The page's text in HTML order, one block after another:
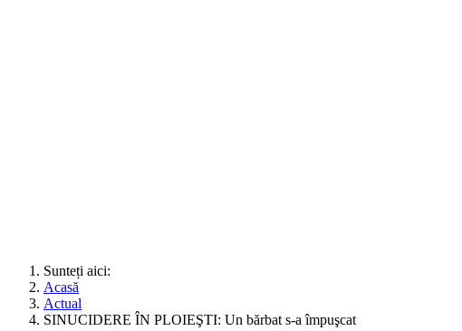
Sunteți aici:
Acasă
Actual
SINUCIDERE ÎN PLOIEŞTI: Un bărbat s-a împuşcat